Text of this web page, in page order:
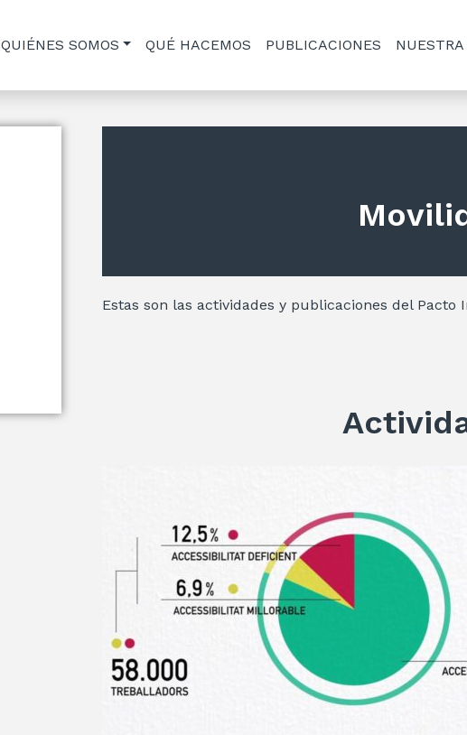
QUIÉNES SOMOS QUÉ HACEMOS PUBLICACIONES NUESTRA
Estas son las actividades y publicaciones del Pacto